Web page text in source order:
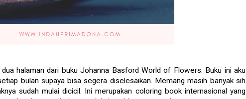
halaman dari buku Johanna Basford World of Flowers. Buku ini aku
bulan supaya bisa segera diselesaikan. Memang masih banyak sih
sudah mulai dicicil. Ini merupakan coloring book internasional yang